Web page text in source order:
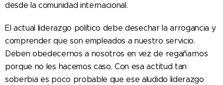
desde la comunidad internacional.
El actual liderazgo político debe desechar la arrogancia y
comprender que son empleados a nuestro servicio.
Deben obedecernos a nosotros en vez de regañarnos
porque no les hacemos caso. Con esa actitud tan
soberbia es poco probable que ese aludido liderazgo